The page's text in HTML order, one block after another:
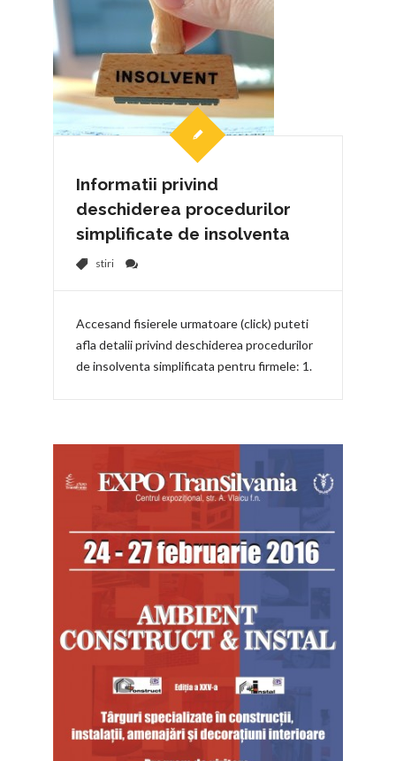
Informatii privind
deschiderea procedurilor
simplificate de insolventa
stiri
Accesand fisierele urmatoare (click) puteti
afla detalii privind deschiderea procedurilor
de insolventa simplificata pentru firmele: 1.